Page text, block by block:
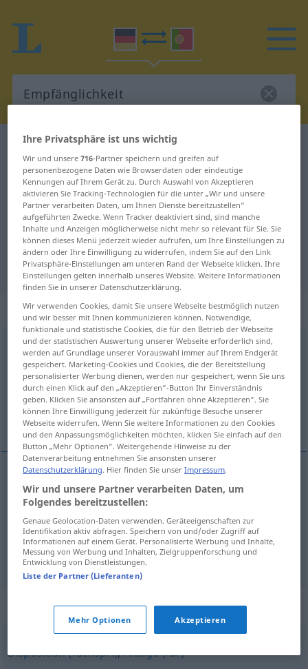
Deutsch-Portugiesisch Wörterbuch
Empfänglichkeit
Deutsch-Portugiesisch
Übersetzung für "Empfänglichkeit"
"Empfänglichkeit" Portugiesisch
Übersetzung
„Empfänglichkeit“: Femininum
Empfänglichkeitf
Übersicht aller Übersetzungen
(Für mehr Details die Übersetzung anklicken/antippen)
susceptibilidade, sensibilidade, predisposição
susceptibilidadef Empfänglichkeit
sensibilidadef Empfänglichkeit
predisposiçãof Empfänglichkeit MED
Synonyme für "Empfänglichkeit"
Disposition (fachspr.),Anlage (für)
Ihre Privatsphäre ist uns wichtig
Wir und unsere716-Partner speichern und greifen auf
personenbezogene Daten wie Browserdaten oder eindeutige
Kennungen auf Ihrem Gerät zu. Durch Auswahl von Akzeptieren
aktivieren Sie Tracking-Technologien für die unter „Wir und unsere
Partner verarbeiten Daten, um Ihnen Dienste bereitzustellen“
aufgeführten Zwecke. Wenn Tracker deaktiviert sind, sind manche
Inhalte und Anzeigen möglicherweise nicht mehr so relevant für Sie. Sie
können dieses Menü jederzeit wieder aufrufen, um Ihre Einstellungen zu
ändern oder Ihre Einwilligung zu widerrufen, indem Sie auf den Link
Privatsphäre-Einstellungen am unteren Rand der Webseite klicken. Ihre
Einstellungen gelten innerhalb unseres Website. Weitere Informationen
finden Sie in unserer Datenschutzerklärung.
Wir verwenden Cookies, damit Sie unsere Webseite bestmöglich nutzen
und wir besser mit Ihnen kommunizieren können. Notwendige,
funktionale und statistische Cookies, die für den Betrieb der Webseite
und der statistischen Auswertung unserer Webseite erforderlich sind,
werden auf Grundlage unserer Vorauswahl immer auf Ihrem Endgerät
gespeichert. Marketing-Cookies und Cookies, die der Bereitstellung
personalisierter Werbung dienen, werden nur gespeichert, wenn Sie uns
durch einen Klick auf den „Akzeptieren“-Button Ihr Einverständnis
geben. Klicken Sie ansonsten auf „Fortfahren ohne Akzeptieren“. Sie
können Ihre Einwilligung jederzeit für zukünftige Besuche unserer
Webseite widerrufen. Wenn Sie weitere Informationen zu den Cookies
und den Anpassungsmöglichkeiten möchten, klicken Sie einfach auf den
Button „Mehr Optionen“. Weitergehende Hinweise zu der
Datenverarbeitung entnehmen Sie ansonsten unserer
Datenschutzerklärung. Hier finden Sie unserImpressum.
Wir und unsere Partner verarbeiten Daten, um
Folgendes bereitzustellen:
Genaue Geolocation-Daten verwenden. Geräteeigenschaften zur
Identifikation aktiv abfragen. Speichern von und/oder Zugriff auf
Informationen auf einem Gerät. Personalisierte Werbung und Inhalte,
Messung von Werbung und Inhalten, Zielgruppenforschung und
Entwicklung von Dienstleistungen.
Liste der Partner (Lieferanten)
Mehr Optionen Akzeptieren